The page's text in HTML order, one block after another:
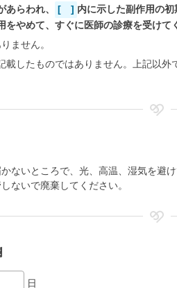
あらわれ、
[ ] 内に示した副作用の初
をやめて、すぐに医師の診療を受けて
ません。
載したものではありません。上記以
ないところで、光、高温、湿気を避
ないで廃棄してください。
日